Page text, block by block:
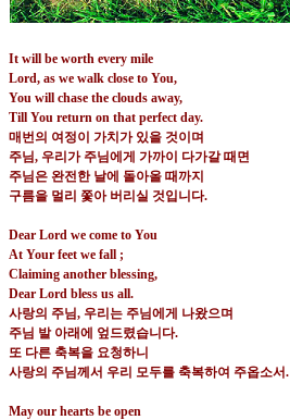
It will be worth every mile
Lord, as we walk close to You,
You will chase the clouds away,
Till You return on that perfect day.
매번의 여정이 가치가 있을 것이며
주님, 우리가 주님에게 가까이 다가갈 때면
주님은 완전한 날에 돌아올 때까지
구름을 멀리 쫓아 버리실 것입니다.
Dear Lord we come to You
At Your feet we fall ;
Claiming another blessing,
Dear Lord bless us all.
사랑의 주님, 우리는 주님에게 나왔으며
주님 발 아래에 엎드렸습니다.
또 다른 축복을 요청하니
사랑의 주님께서 우리 모두를 축복하여 주옵소서.
May our hearts be open